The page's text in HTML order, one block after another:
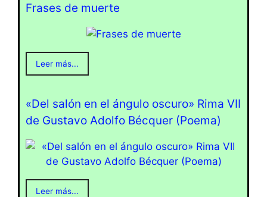
Frases de muerte
Leer más...
«Del salón en el ángulo oscuro» Rima VII
de Gustavo Adolfo Bécquer (Poema)
Leer más...